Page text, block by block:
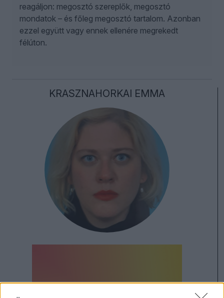
KRASZNAHORKAI EMMA
reagáljon: megosztó szereplők, megosztó
mondatok – és főleg megosztó tartalom. Azonban
ezzel együtt vagy ennek ellenére megrekedt
félúton.